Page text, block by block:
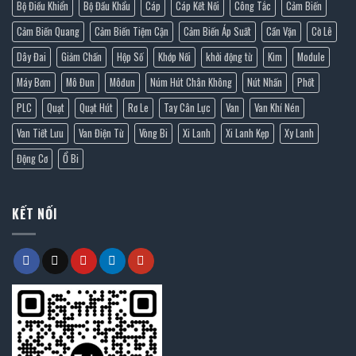
Bộ Điều Khiển
Bộ Đầu Khẩu Cáp Cáp Kết Nối Công Tắc
Cảm Biến
Cảm Biến Quang
Cảm Biến Tiệm Cận Cảm Biến Áp Suất Cần Vặn
Cờ Lê
Dây Đai
Giảm Chấn Hộp Số Khớp Nối khởi động từ Kìm
Module
Máy Bơm
Mô Đun Môđun Núm Hút Chân Không Nút Nhấn
Phốt
PLC
Quạt Quạt Hút Rơ Le Tay Cân Lực Van
Van Khí Nén
Van Tiết Lưu
Van Điện Từ Vòng Bi Xi Lanh Xi Lanh Kẹp
Xy Lanh
Động Cơ
Ổ Bi
KẾT NỐI